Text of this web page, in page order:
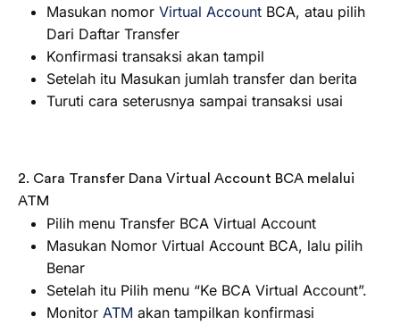
Masukan nomor Virtual Account BCA, atau pilih
Dari Daftar Transfer
Konfirmasi transaksi akan tampil
Setelah itu Masukan jumlah transfer dan berita
Turuti cara seterusnya sampai transaksi usai
2. Cara Transfer Dana Virtual Account BCA melalui
ATM
Pilih menu Transfer BCA Virtual Account
Masukan Nomor Virtual Account BCA, lalu pilih
Benar
Setelah itu Pilih menu “Ke BCA Virtual Account”.
Monitor ATM akan tampilkan konfirmasi